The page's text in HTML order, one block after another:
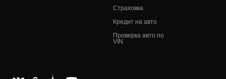
Страховка
Кредит на авто
Проверка авто по
VIN